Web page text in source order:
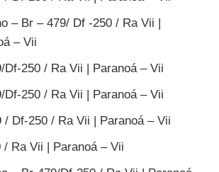
– Br – 479/ Df -250 / Ra Vii |
– Vii
Df-250 / Ra Vii | Paranoá – Vii
Df-250 / Ra Vii | Paranoá – Vii
/ Df-250 / Ra Vii | Paranoá – Vii
/ Ra Vii | Paranoá – Vii